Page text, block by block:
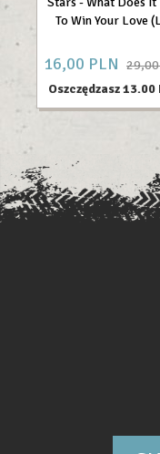
To Win Your Love
16,00 PLN
Oszczędzasz 13.00